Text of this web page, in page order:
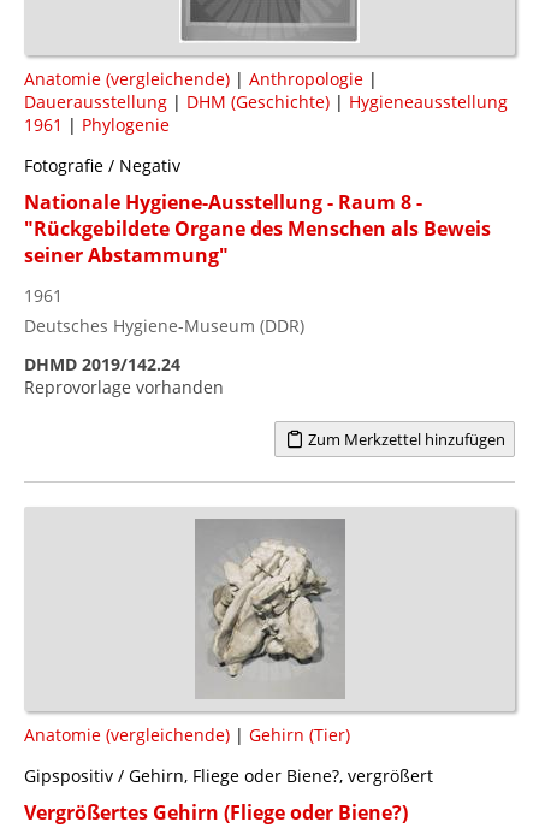
Anatomie (vergleichende) | Anthropologie |
Dauerausstellung | DHM (Geschichte) | Hygieneausstellung
1961 | Phylogenie
Fotografie / Negativ
Nationale Hygiene-Ausstellung - Raum 8 -
"Rückgebildete Organe des Menschen als Beweis
seiner Abstammung"
1961
Deutsches Hygiene-Museum (DDR)
DHMD 2019/142.24
Reprovorlage vorhanden
Zum Merkzettel hinzufügen
Anatomie (vergleichende) | Gehirn (Tier)
Gipspositiv / Gehirn, Fliege oder Biene?, vergrößert
Vergrößertes Gehirn (Fliege oder Biene?)